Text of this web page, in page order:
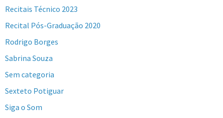
Recitais Técnico 2023
Recital Pós-Graduação 2020
Rodrigo Borges
Sabrina Souza
Sem categoria
Sexteto Potiguar
Siga o Som